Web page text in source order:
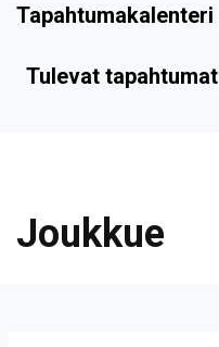
Tapahtumakalenteri
Tulevat tapahtumat
Joukkue